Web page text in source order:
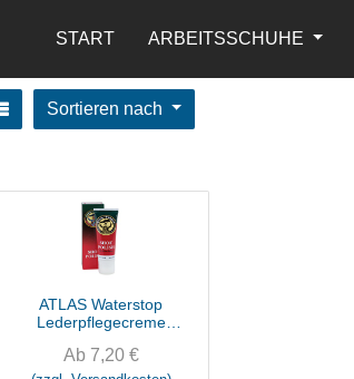
START ARBEITSSCHUHE
Sortieren nach
ATLAS Waterstop
Lederpflegecreme
Ab 7,20€